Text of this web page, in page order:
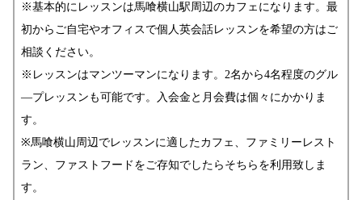
※基本的にレッスンは馬喰横山駅周辺のカフェになります。最
初からご自宅やオフィスで個人英会話レッスンを希望の方はご
相談ください。
※レッスンはマンツーマンになります。2名から4名程度のグル
―プレッスンも可能です。入会金と月会費は個々にかかりま
す。
※馬喰横山周辺でレッスンに適したカフェ、ファミリーレスト
ラン、ファストフードをご存知でしたらそちらを利用致しま
す。